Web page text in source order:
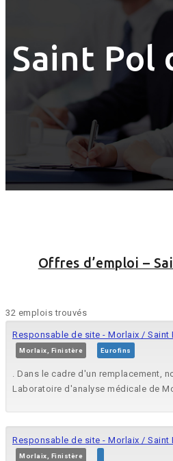
Saint Pol
Offres d’emploi –
32 emplois trouvés
Responsable de site - Morlaix / Saint
Morlaix, Finistère Eurofins
. Dans le cadre d'un remplacement,
Laboratoire d'analyse médicale de
Responsable de site - Morlaix / Saint
Morlaix, Finistère